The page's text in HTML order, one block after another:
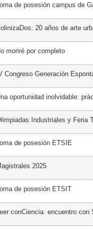
de posesión campus de
20 años de arte
moriré por completo
Congreso Generación
oportunidad inolvidable:
Industriales y Feria
de posesión ETSIE
2025
de posesión ETSIT
conCiencia: encuentro con